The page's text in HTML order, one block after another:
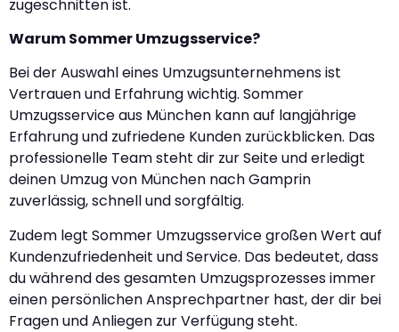
zugeschnitten ist.
Warum Sommer Umzugsservice?
Bei der Auswahl eines Umzugsunternehmens ist
Vertrauen und Erfahrung wichtig. Sommer
Umzugsservice aus München kann auf langjährige
Erfahrung und zufriedene Kunden zurückblicken. Das
professionelle Team steht dir zur Seite und erledigt
deinen Umzug von München nach Gamprin
zuverlässig, schnell und sorgfältig.
Zudem legt Sommer Umzugsservice großen Wert auf
Kundenzufriedenheit und Service. Das bedeutet, dass
du während des gesamten Umzugsprozesses immer
einen persönlichen Ansprechpartner hast, der dir bei
Fragen und Anliegen zur Verfügung steht.